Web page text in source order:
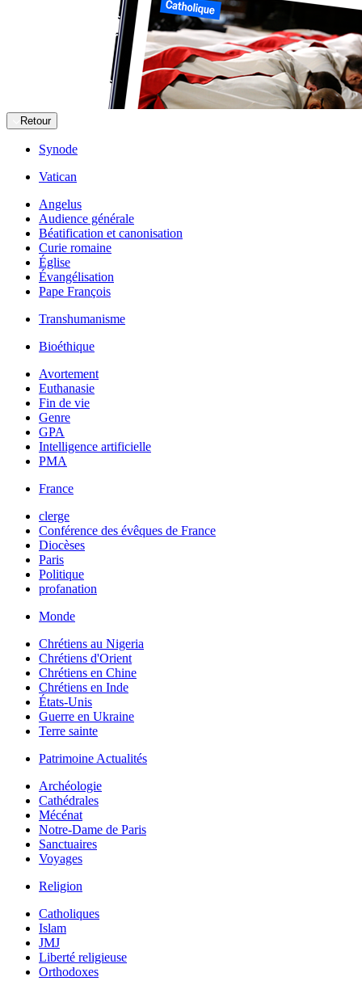
Retour
Synode
Vatican
Angelus
Audience générale
Béatification et canonisation
Curie romaine
Église
Évangélisation
Pape François
Transhumanisme
Bioéthique
Avortement
Euthanasie
Fin de vie
Genre
GPA
Intelligence artificielle
PMA
France
clerge
Conférence des évêques de France
Diocèses
Paris
Politique
profanation
Monde
Chrétiens au Nigeria
Chrétiens d'Orient
Chrétiens en Chine
Chrétiens en Inde
États-Unis
Guerre en Ukraine
Terre sainte
Patrimoine Actualités
Archéologie
Cathédrales
Mécénat
Notre-Dame de Paris
Sanctuaires
Voyages
Religion
Catholiques
Islam
JMJ
Liberté religieuse
Orthodoxes